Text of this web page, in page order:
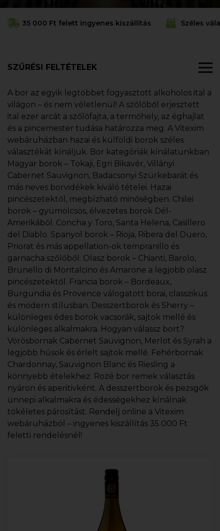
35 000 Ft felett ingyenes kiszállítás Széles
SZŰRÉSI FELTÉTELEK
A bor az egyik legtöbbet fogyasztott alkoholos ital a
világon – és nem véletlenül! A szőlőből erjesztett
ital ezer arcát a szőlőfajta, a termőhely, az éghajlat
és a pincemester tudása határozza meg. A Vitexim
webáruházban hazai és külföldi borok széles
választékát kínáljuk. Bor kategóriák kínálatunkban
Magyar borok – Tokaji, Egri Bikavér, Villányi
Cabernet Sauvignon, Badacsonyi Szürkebarát és
más neves borvidékek kiváló tételei. Hazai
pincészetektől, megbízható minőségben. Chilei
borok – gyümölcsös, élvezetes borok Dél-
Amerikából. Concha y Toro, Santa Helena, Casillero
del Diablo. Spanyol borok – Rioja, Ribera del Duero,
Priorat és más appellation-ok tempranillo és
garnacha szőlőből. Olasz borok – Chianti, Barolo,
Brunello di Montalcino és Amarone a legjobb olasz
pincészetektől. Francia borok – Bordeaux,
Burgundia és Provence válogatott borai, classzikus
és modern stílusban. Desszertborok és Sherry –
különleges édes borok vacsorák, sajtok mellé és
különleges alkalmakra. Hogyan válassz bort?
Vörösbornak Cabernet Sauvignon, Merlot és Syrah a
legjobb húsok és érlelt sajtok mellé. Fehérbornak
Chardonnay, Sauvignon Blanc és Riesling a
könnyebb ételekhez. Rozé bor remek választás
nyáron és aperitivként. A desszertborok és pezsgők
ünnepi alkalmakra és édességekhez kínálnak
tökéletes párosítást. Rendelj online a Vitexim
webáruházból – ingyenes kiszállítás 35 000 Ft
feletti rendelésnél!